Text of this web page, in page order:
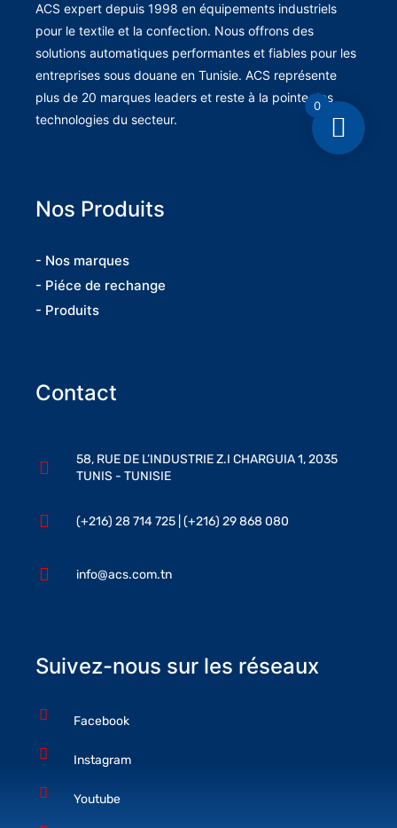
ACS expert depuis 1998 en équipements industriels
pour le textile et la confection. Nous offrons des
solutions automatiques performantes et fiables pour les
entreprises sous douane en Tunisie. ACS représente
plus de 20 marques leaders et reste à la pointe des
technologies du secteur.
Nos Produits
- Nos marques
- Piéce de rechange
- Produits
Contact
58, RUE DE L’INDUSTRIE Z.I CHARGUIA 1, 2035
TUNIS - TUNISIE
(+216) 28 714 725 | (+216) 29 868 080
info@acs.com.tn
Suivez-nous sur les réseaux
Facebook
Instagram
Youtube
0